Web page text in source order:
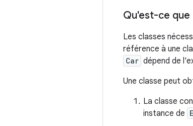
Qu'est-ce que
Les classes
référence à une
Car dépend de
Une classe peut
La classe
instance de